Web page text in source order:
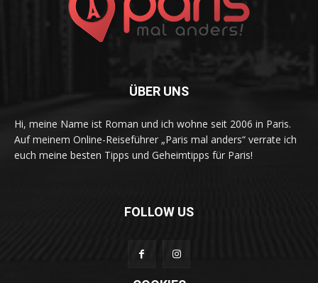
ÜBER UNS
Hi, meine Name ist Roman und ich wohne seit 2006 in Paris.
Auf meinem Online-Reiseführer „Paris mal anders“ verrate ich
euch meine besten Tipps und Geheimtipps für Paris!
FOLLOW US